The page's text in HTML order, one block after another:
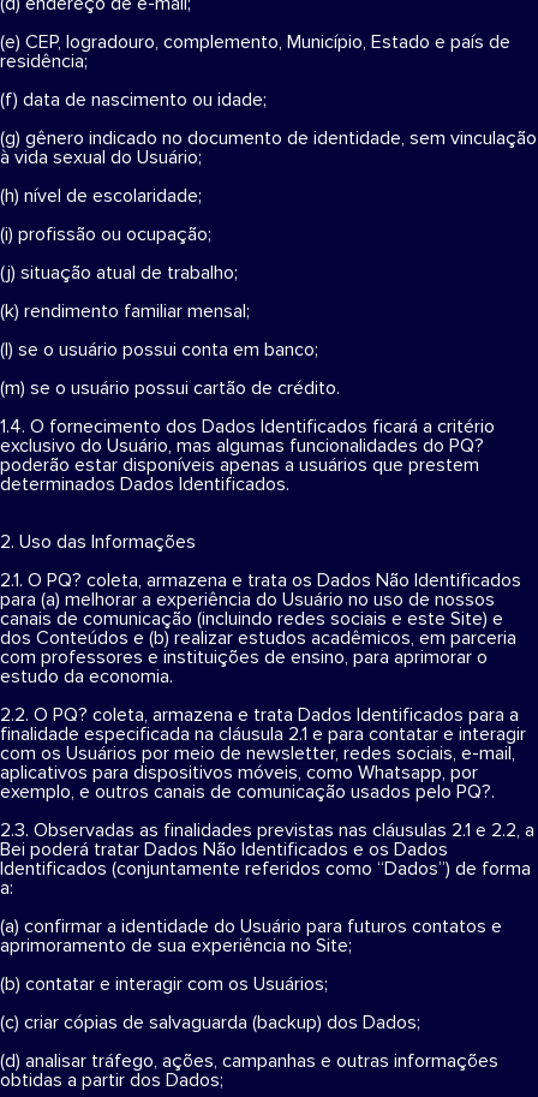
(e) CEP, logradouro, complemento, Município, Estado e país de
residência;
(f) data de nascimento ou idade;
(g) gênero indicado no documento de identidade, sem vinculação
à vida sexual do Usuário;
(h) nível de escolaridade;
(i) profissão ou ocupação;
(j) situação atual de trabalho;
(k) rendimento familiar mensal;
(l) se o usuário possui conta em banco;
(m) se o usuário possui cartão de crédito.
1.4. O fornecimento dos Dados Identificados ficará a critério
exclusivo do Usuário, mas algumas funcionalidades do PQ?
poderão estar disponíveis apenas a usuários que prestem
determinados Dados Identificados.
2. Uso das Informações
2.1. O PQ? coleta, armazena e trata os Dados Não Identificados
para (a) melhorar a experiência do Usuário no uso de nossos
canais de comunicação (incluindo redes sociais e este Site) e
dos Conteúdos e (b) realizar estudos acadêmicos, em parceria
com professores e instituições de ensino, para aprimorar o
estudo da economia.
2.2. O PQ? coleta, armazena e trata Dados Identificados para a
finalidade especificada na cláusula 2.1 e para contatar e interagir
com os Usuários por meio de newsletter, redes sociais, e-mail,
aplicativos para dispositivos móveis, como Whatsapp, por
exemplo, e outros canais de comunicação usados pelo PQ?.
2.3. Observadas as finalidades previstas nas cláusulas 2.1 e 2.2, a
Bei poderá tratar Dados Não Identificados e os Dados
Identificados (conjuntamente referidos como “Dados”) de forma
a:
(a) confirmar a identidade do Usuário para futuros contatos e
aprimoramento de sua experiência no Site;
(b) contatar e interagir com os Usuários;
(c) criar cópias de salvaguarda (backup) dos Dados;
(d) analisar tráfego, ações, campanhas e outras informações
obtidas a partir dos Dados;